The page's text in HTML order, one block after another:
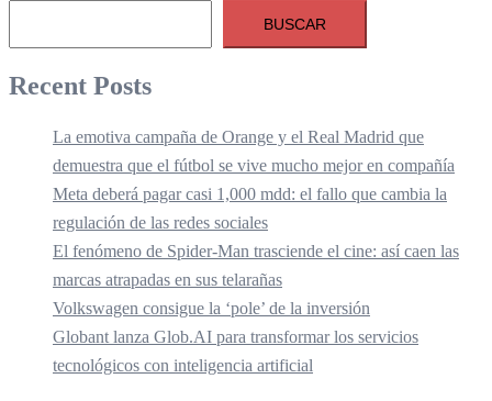
BUSCAR
Recent Posts
La emotiva campaña de Orange y el Real Madrid que
demuestra que el fútbol se vive mucho mejor en compañía
Meta deberá pagar casi 1,000 mdd: el fallo que cambia la
regulación de las redes sociales
El fenómeno de Spider-Man trasciende el cine: así caen las
marcas atrapadas en sus telarañas
Volkswagen consigue la ‘pole’ de la inversión
Globant lanza Glob.AI para transformar los servicios
tecnológicos con inteligencia artificial